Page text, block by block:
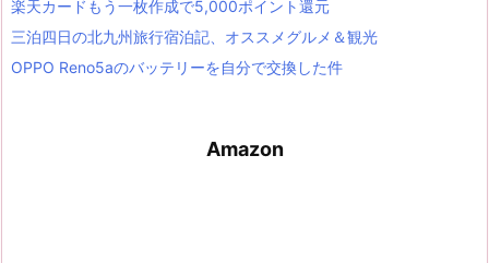
楽天カードもう一枚作成で5,000ポイント還元
三泊四日の北九州旅行宿泊記、オススメグルメ＆観光
OPPO Reno5aのバッテリーを自分で交換した件
Amazon